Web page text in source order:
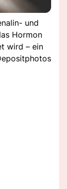
und
Hormon
wird – ein